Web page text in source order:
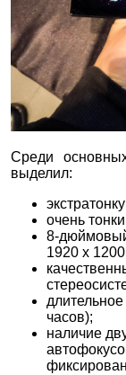
Среди
выделил:
очень
8-
1920 х
часов);
наличие